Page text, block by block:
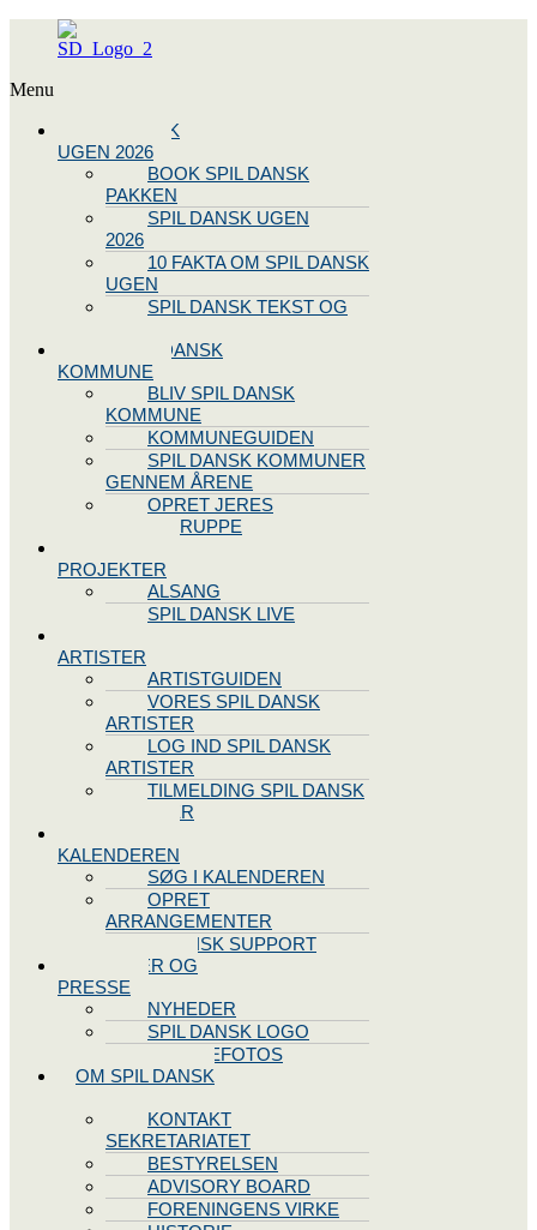
Menu
SPIL DANSK
UGEN 2026
BOOK SPIL DANSK
PAKKEN
SPIL DANSK UGEN
2026
10 FAKTA OM SPIL DANSK
UGEN
SPIL DANSK TEKST OG
BLIV SPIL DANSK
KOMMUNE
BLIV SPIL DANSK
KOMMUNE
KOMMUNEGUIDEN
SPIL DANSK KOMMUNER
GENNEM ÅRENE
OPRET JERES
STYREGRUPPE
PROJEKTER
ALSANG
SPIL DANSK LIVE
ARTISTER
ARTISTGUIDEN
VORES SPIL DANSK
ARTISTER
LOG IND SPIL DANSK
ARTISTER
TILMELDING SPIL DANSK
ARTISTER
KALENDEREN
SØG I KALENDEREN
OPRET
ARRANGEMENTER
TEKNISK SUPPORT
NYHEDER OG
PRESSE
NYHEDER
SPIL DANSK LOGO
PRESSEFOTOS
OM SPIL DANSK
KONTAKT
SEKRETARIATET
BESTYRELSEN
ADVISORY BOARD
FORENINGENS VIRKE